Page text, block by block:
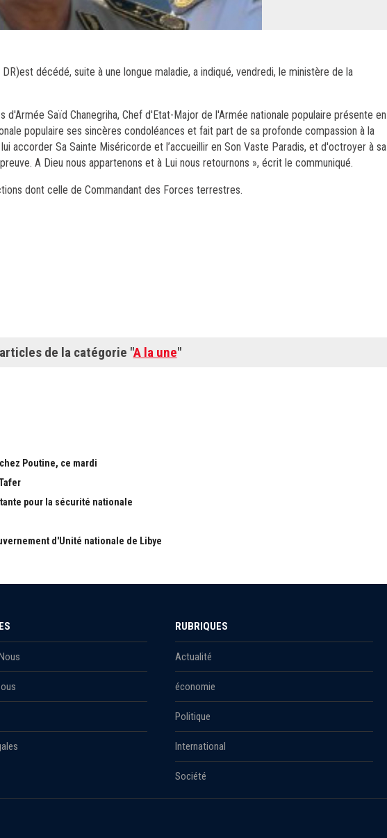
décédé, suite à une longue maladie, a indiqué, vendredi, le ministère de la
Saïd Chanegriha, Chef d'Etat-Major de l'Armée nationale populaire présente en
populaire ses sincères condoléances et fait part de sa profonde compassion à la
accorder Sa Sainte Miséricorde et l’accueillir en Son Vaste Paradis, et d'octroyer à sa
A Dieu nous appartenons et à Lui nous retournons », écrit le communiqué.
dont celle de Commandant des Forces terrestres.
de la catégorie "A la une"
Poutine, ce mardi
pour la sécurité nationale
d'Unité nationale de Libye
RUBRIQUES
Actualité
économie
Politique
International
Société